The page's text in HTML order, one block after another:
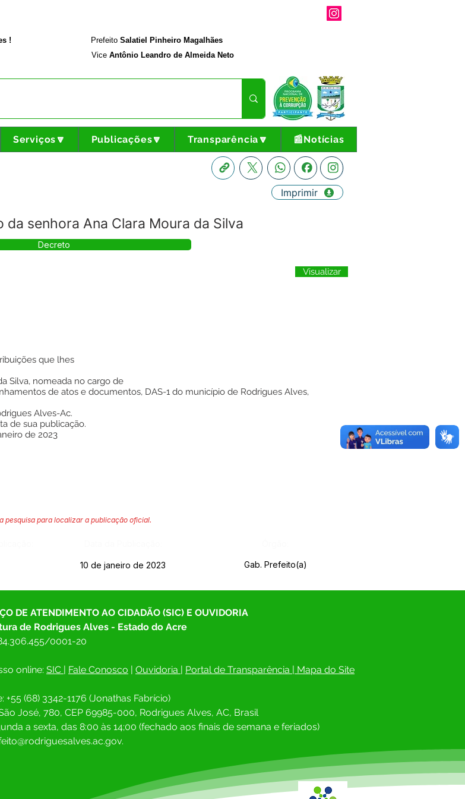
! Prefeito Salatiel Pinheiro Magalhães
Vice Antônio Leandro de Almeida Neto
Serviços🔽 Publicações🔽 Transparência🔽 📰Notícias
senhora Ana Clara Moura da Silva
Imprimir
Decreto
Visualizar
que lhes
Silva, nomeada no cargo de
de atos e documentos, DAS-1 do município de Rodrigues Alves,
Alves-Ac.
de sua publicação.
de 2023
pesquisa para localizar a publicação oficial.
10 de janeiro de 2023 Gab. Prefeito(a)
DE ATENDIMENTO AO CIDADÃO (SIC) E OUVIDORIA
de Rodrigues Alves - Estado do Acre
0001-20
online: SIC | Fale Conosco | Ouvidoria | Portal de Transparência | Mapa do Site
+55 (68) 3342-1176 (Jonathas Fabrício)
José, 780, CEP 69985-000, Rodrigues Alves, AC, Brasil
a sexta, das 8:00 às 14;00 (fechado aos finais de semana e feriados)